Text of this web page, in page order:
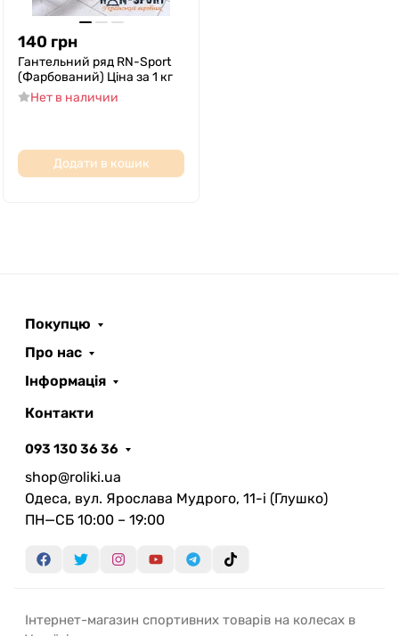
140 грн
Гантельний ряд RN-Sport
(Фарбований) Ціна за 1 кг
Нет в наличии
Додати в кошик
Покупцю
Про нас
Інформація
Контакти
093 130 36 36
shop@roliki.ua
Одеса, вул. Ярослава Мудрого, 11-i (Глушко)
ПН—СБ 10:00 – 19:00
Інтернет-магазин спортивних товарів на колесах в